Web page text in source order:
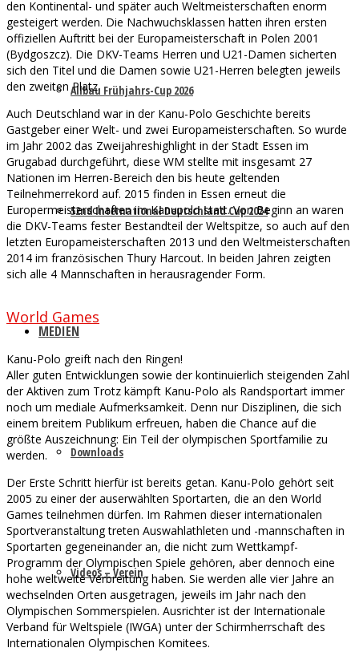
Allbau Frühjahrs-Cup 2026
52nd International Deutschland Cup 2024
MEDIEN
Downloads
Videos – Verein
den Kontinental- und später auch Weltmeisterschaften enorm
gesteigert werden. Die Nachwuchsklassen hatten ihren ersten
offiziellen Auftritt bei der Europameisterschaft in Polen 2001
(Bydgoszcz). Die DKV-Teams Herren und U21-Damen sicherten
sich den Titel und die Damen sowie U21-Herren belegten jeweils
den zweiten Platz.
Auch Deutschland war in der Kanu-Polo Geschichte bereits
Gastgeber einer Welt- und zwei Europameisterschaften. So wurde
im Jahr 2002 das Zweijahreshighlight in der Stadt Essen im
Grugabad durchgeführt, diese WM stellte mit insgesamt 27
Nationen im Herren-Bereich den bis heute geltenden
Teilnehmerrekord auf. 2015 finden in Essen erneut die
Europermeisterschaften im Kanupolo statt. Von Beginn an waren
die DKV-Teams fester Bestandteil der Weltspitze, so auch auf den
letzten Europameisterschaften 2013 und den Weltmeisterschaften
2014 im französischen Thury Harcout. In beiden Jahren zeigten
sich alle 4 Mannschaften in herausragender Form.
World Games
Kanu-Polo greift nach den Ringen!
Aller guten Entwicklungen sowie der kontinuierlich steigenden Zahl
der Aktiven zum Trotz kämpft Kanu-Polo als Randsportart immer
noch um mediale Aufmerksamkeit. Denn nur Disziplinen, die sich
einem breitem Publikum erfreuen, haben die Chance auf die
größte Auszeichnung: Ein Teil der olympischen Sportfamilie zu
werden.
Der Erste Schritt hierfür ist bereits getan. Kanu-Polo gehört seit
2005 zu einer der auserwählten Sportarten, die an den World
Games teilnehmen dürfen. Im Rahmen dieser internationalen
Sportveranstaltung treten Auswahlathleten und -mannschaften in
Sportarten gegeneinander an, die nicht zum Wettkampf-
Programm der Olympischen Spiele gehören, aber dennoch eine
hohe weltweite Verbreitung haben. Sie werden alle vier Jahre an
wechselnden Orten ausgetragen, jeweils im Jahr nach den
Olympischen Sommerspielen. Ausrichter ist der Internationale
Verband für Weltspiele (IWGA) unter der Schirmherrschaft des
Internationalen Olympischen Komitees.